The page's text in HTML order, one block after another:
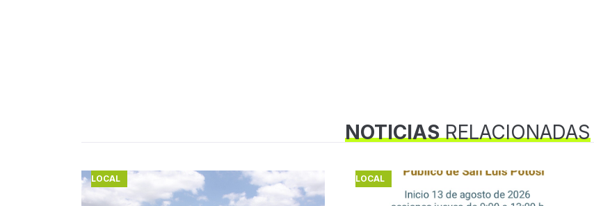
NOTICIASRELACIONADAS
LOCAL LOCAL